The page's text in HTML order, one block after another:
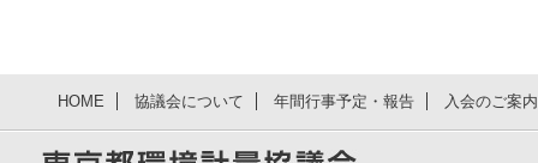
HOME 協議会について 年間行事予定・報告 入会のご案